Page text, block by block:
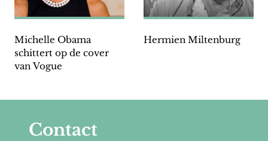
Michelle Obama
schittert op de cover
van Vogue
Hermien Miltenburg
Contact